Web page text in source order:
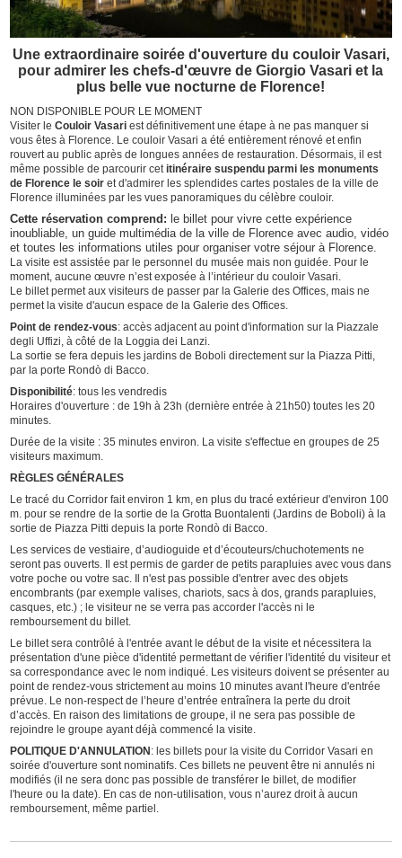
Une extraordinaire soirée d'ouverture du couloir Vasari,
pour admirer les chefs-d'œuvre de Giorgio Vasari et la
plus belle vue nocturne de Florence!
NON DISPONIBLE POUR LE MOMENT
Visiter leCouloir Vasari est définitivement une étape à ne pas manquer si
vous êtes à Florence. Le couloir Vasari a été entièrement rénové et enfin
rouvert au public après de longues années de restauration. Désormais, il est
même possible de parcourir cetitinéraire suspendu parmi les monuments
de Florence le soir et d'admirer les splendides cartes postales de la ville de
Florence illuminées par les vues panoramiques du célèbre couloir.
Cette réservation comprend: le billet pour vivre cette expérience
inoubliable, un guide multimédia de la ville de Florence avec audio, vidéo
et toutes les informations utiles pour organiser votre séjour à Florence.
La visite est assistée par le personnel du musée mais non guidée. Pour le
moment, aucune œuvre n’est exposée à l’intérieur du couloir Vasari.
Le billet permet aux visiteurs de passer par la Galerie des Offices, mais ne
permet la visite d'aucun espace de la Galerie des Offices.
Point de rendez-vous: accès adjacent au point d'information sur la Piazzale
degli Uffizi, à côté de la Loggia dei Lanzi.
La sortie se fera depuis les jardins de Boboli directement sur la Piazza Pitti,
par la porte Rondò di Bacco.
Disponibilité: tous les vendredis
Horaires d'ouverture : de 19h à 23h (dernière entrée à 21h50) toutes les 20
minutes.
Durée de la visite : 35 minutes environ. La visite s'effectue en groupes de 25
visiteurs maximum.
RÈGLES GÉNÉRALES
Le tracé du Corridor fait environ 1 km, en plus du tracé extérieur d'environ 100
m. pour se rendre de la sortie de la Grotta Buontalenti (Jardins de Boboli) à la
sortie de Piazza Pitti depuis la porte Rondò di Bacco.
Les services de vestiaire, d’audioguide et d’écouteurs/chuchotements ne
seront pas ouverts. Il est permis de garder de petits parapluies avec vous dans
votre poche ou votre sac. Il n'est pas possible d'entrer avec des objets
encombrants (par exemple valises, chariots, sacs à dos, grands parapluies,
casques, etc.) ; le visiteur ne se verra pas accorder l'accès ni le
remboursement du billet.
Le billet sera contrôlé à l'entrée avant le début de la visite et nécessitera la
présentation d'une pièce d'identité permettant de vérifier l'identité du visiteur et
sa correspondance avec le nom indiqué. Les visiteurs doivent se présenter au
point de rendez-vous strictement au moins 10 minutes avant l'heure d'entrée
prévue. Le non-respect de l’heure d’entrée entraînera la perte du droit
d’accès. En raison des limitations de groupe, il ne sera pas possible de
rejoindre le groupe ayant déjà commencé la visite.
POLITIQUE D'ANNULATION : les billets pour la visite du Corridor Vasari en
soirée d'ouverture sont nominatifs. Ces billets ne peuvent être ni annulés ni
modifiés (il ne sera donc pas possible de transférer le billet, de modifier
l'heure ou la date). En cas de non-utilisation, vous n’aurez droit à aucun
remboursement, même partiel.